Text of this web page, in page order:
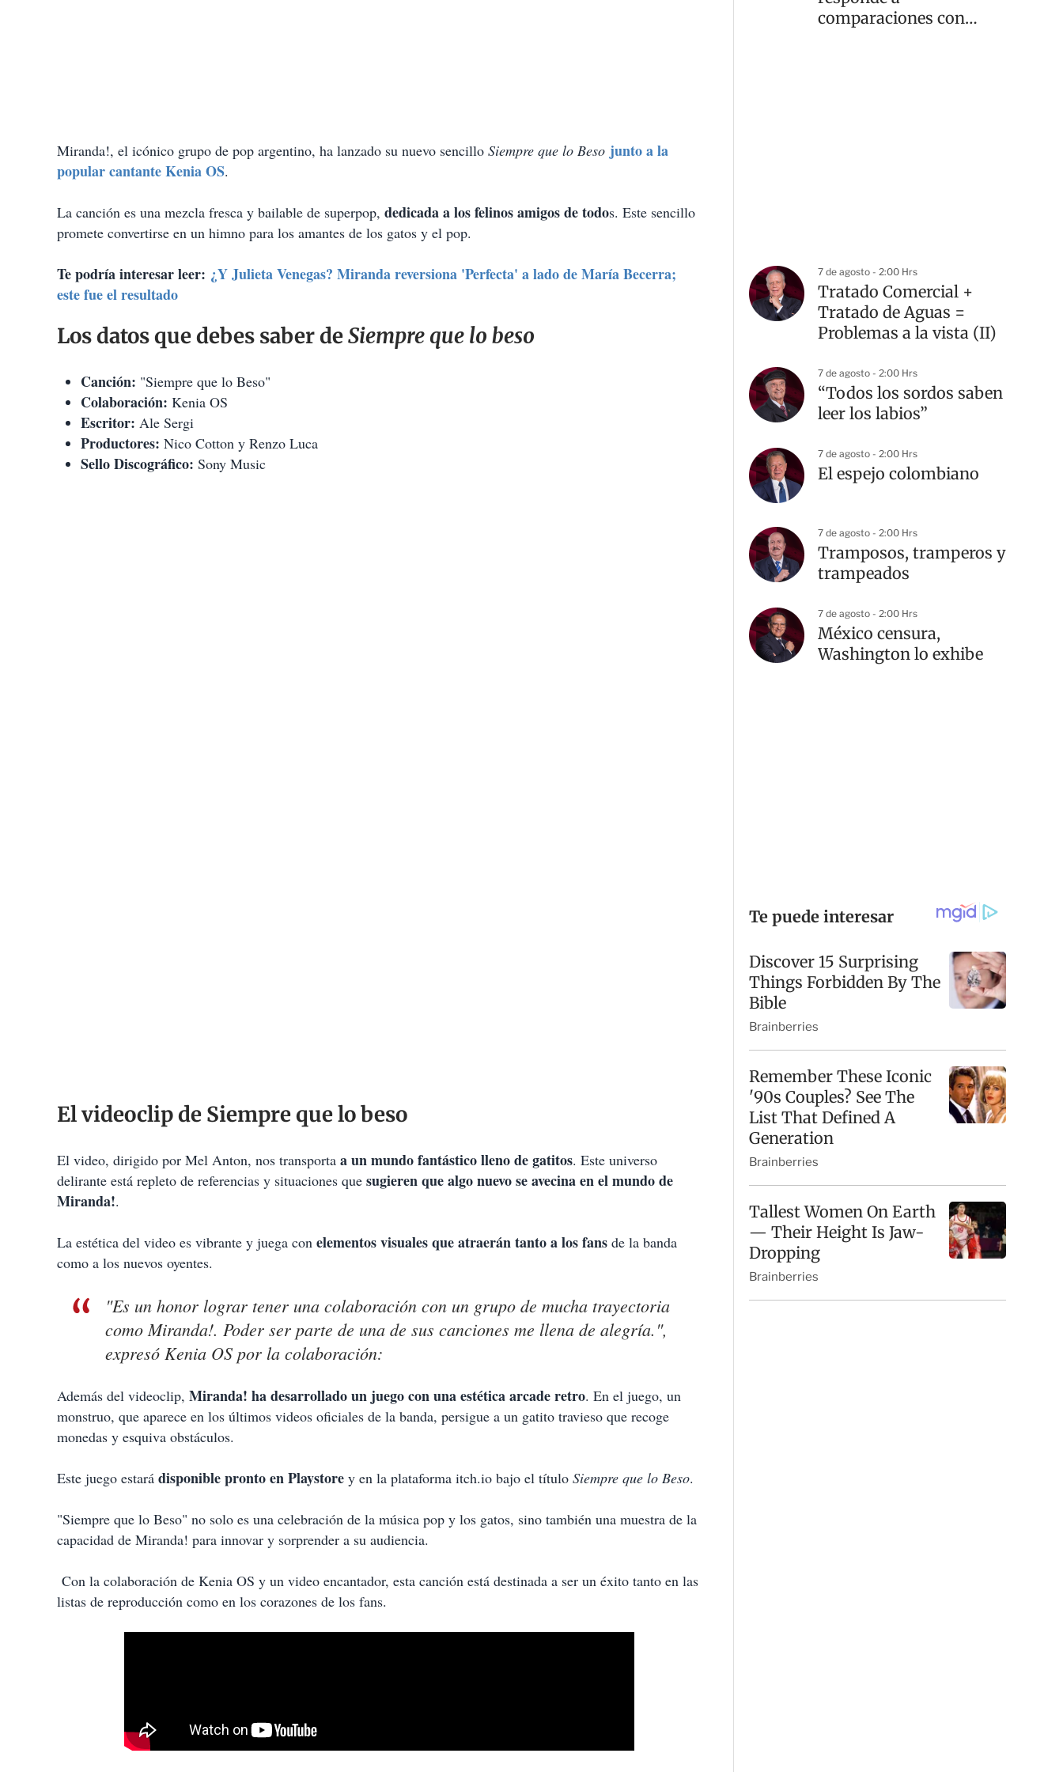
Miranda!, el icónico grupo de pop argentino, ha lanzado su nuevo sencillo Siempre que lo Beso junto a la
popular cantante Kenia OS.
La canción es una mezcla fresca y bailable de superpop, dedicada a los felinos amigos de todos. Este sencillo
promete convertirse en un himno para los amantes de los gatos y el pop.
Te podría interesar leer: ¿Y Julieta Venegas? Miranda reversiona 'Perfecta' a lado de María Becerra;
este fue el resultado
Los datos que debes saber deSiempre que lo beso
Canción: "Siempre que lo Beso"
Colaboración: Kenia OS
Escritor: Ale Sergi
Productores: Nico Cotton y Renzo Luca
Sello Discográfico: Sony Music
El videoclip de Siempre que lo beso
El video, dirigido por Mel Anton, nos transporta a un mundo fantástico lleno de gatitos. Este universo
delirante está repleto de referencias y situaciones que sugieren que algo nuevo se avecina en el mundo de
Miranda!.
La estética del video es vibrante y juega con elementos visuales que atraerán tanto a los fans de la banda
como a los nuevos oyentes.
"Es un honor lograr tener una colaboración con un grupo de mucha trayectoria
como Miranda!. Poder ser parte de una de sus canciones me llena de alegría.",
expresó Kenia OS por la colaboración:
Además del videoclip, Miranda! ha desarrollado un juego con una estética arcade retro. En el juego, un
monstruo, que aparece en los últimos videos oficiales de la banda, persigue a un gatito travieso que recoge
monedas y esquiva obstáculos.
Este juego estará disponible pronto en Playstore y en la plataforma itch.io bajo el título Siempre que lo Beso.
"Siempre que lo Beso" no solo es una celebración de la música pop y los gatos, sino también una muestra de la
capacidad de Miranda! para innovar y sorprender a su audiencia.
Con la colaboración de Kenia OS y un video encantador, esta canción está destinada a ser un éxito tanto en las
listas de reproducción como en los corazones de los fans.
comparaciones con
7 de agosto - 2:00 Hrs
Tratado Comercial +
Tratado de Aguas =
Problemas a la vista (II)
7 de agosto - 2:00 Hrs
“Todos los sordos saben
leer los labios”
7 de agosto - 2:00 Hrs
El espejo colombiano
7 de agosto - 2:00 Hrs
Tramposos, tramperos y
trampeados
7 de agosto - 2:00 Hrs
México censura,
Washington lo exhibe